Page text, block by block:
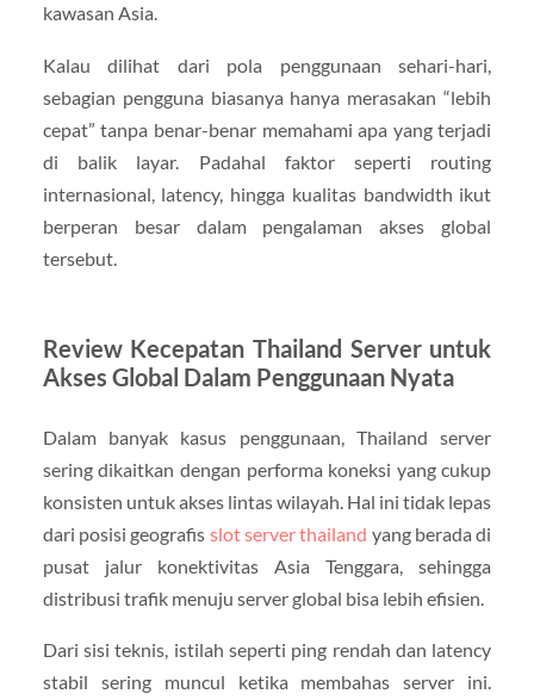
kawasan Asia.
Kalau dilihat dari pola penggunaan sehari-hari,
sebagian pengguna biasanya hanya merasakan “lebih
cepat” tanpa benar-benar memahami apa yang terjadi
di balik layar. Padahal faktor seperti routing
internasional, latency, hingga kualitas bandwidth ikut
berperan besar dalam pengalaman akses global
tersebut.
Review Kecepatan Thailand Server untuk
Akses Global Dalam Penggunaan Nyata
Dalam banyak kasus penggunaan, Thailand server
sering dikaitkan dengan performa koneksi yang cukup
konsisten untuk akses lintas wilayah. Hal ini tidak lepas
dari posisi geografis slot server thailand yang berada di
pusat jalur konektivitas Asia Tenggara, sehingga
distribusi trafik menuju server global bisa lebih efisien.
Dari sisi teknis, istilah seperti ping rendah dan latency
stabil sering muncul ketika membahas server ini.